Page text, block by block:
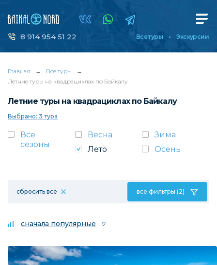
8 914 954 51 22 Все туры Экскурсии
Главная → Все туры
→
Летние туры на квадрациклах по Байкалу
Летние туры на квадрациклах по Байкалу
Выбрано: 3 тура
Все
сезоны
Весна
Зима
Лето
Осень
сбросить все все фильтры (2)
сначала популярные